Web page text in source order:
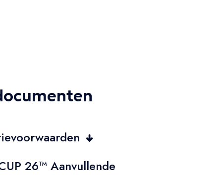
26™ Aanvullende